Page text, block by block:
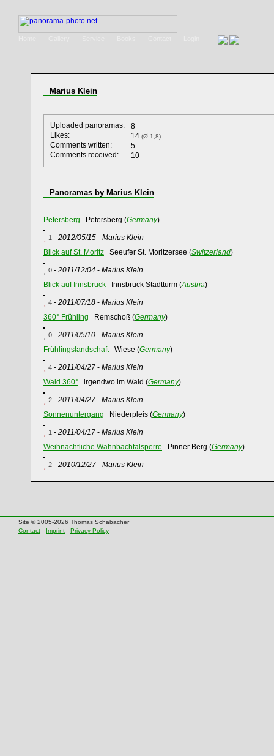
Marius Klein
Uploaded panoramas:
8
Likes:
14 (Ø 1,8)
Comments written:
5
Comments received:
10
Panoramas by Marius Klein
Petersberg Petersberg (Germany)
1 - 2012/05/15 - Marius Klein
Blick auf St. Moritz Seeufer St. Moritzersee (Switzerland)
0 - 2011/12/04 - Marius Klein
Blick auf Innsbruck Innsbruck Stadtturm (Austria)
4 - 2011/07/18 - Marius Klein
360° Frühling Remschoß (Germany)
0 - 2011/05/10 - Marius Klein
FrühlingslandschaftWiese (Germany)
4 - 2011/04/27 - Marius Klein
Wald 360° irgendwo im Wald (Germany)
2 - 2011/04/27 - Marius Klein
Sonnenuntergang Niederpleis (Germany)
1 - 2011/04/17 - Marius Klein
Weihnachtliche Wahnbachtalsperre Pinner Berg (Germany)
2 - 2010/12/27 - Marius Klein
Site © 2005-2026 Thomas Schabacher
Contact - Imprint - Privacy Policy